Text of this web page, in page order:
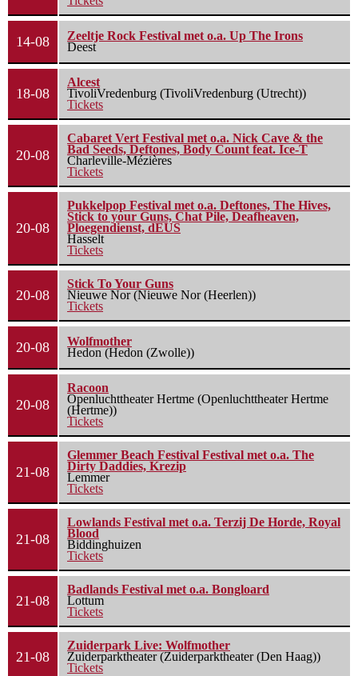
14-08
Zeeltje Rock Festival met o.a. Up The Irons
Deest
18-08
Alcest
TivoliVredenburg (TivoliVredenburg (Utrecht))
Tickets
20-08
Cabaret Vert Festival met o.a. Nick Cave & the
Bad Seeds, Deftones, Body Count feat. Ice-T
Charleville-Mézières
Tickets
20-08
Pukkelpop Festival met o.a. Deftones, The Hives,
Stick to your Guns, Chat Pile, Deafheaven,
Ploegendienst, dEUS
Hasselt
Tickets
20-08
Stick To Your Guns
Nieuwe Nor (Nieuwe Nor (Heerlen))
Tickets
20-08
Wolfmother
Hedon (Hedon (Zwolle))
20-08
Racoon
Openluchttheater Hertme (Openluchttheater Hertme
(Hertme))
Tickets
21-08
Glemmer Beach Festival Festival met o.a. The
Dirty Daddies, Krezip
Lemmer
Tickets
21-08
Lowlands Festival met o.a. Terzij De Horde, Royal
Blood
Biddinghuizen
Tickets
21-08
Badlands Festival met o.a. Bongloard
Lottum
Tickets
21-08
Zuiderpark Live: Wolfmother
Zuiderparktheater (Zuiderparktheater (Den Haag))
Tickets